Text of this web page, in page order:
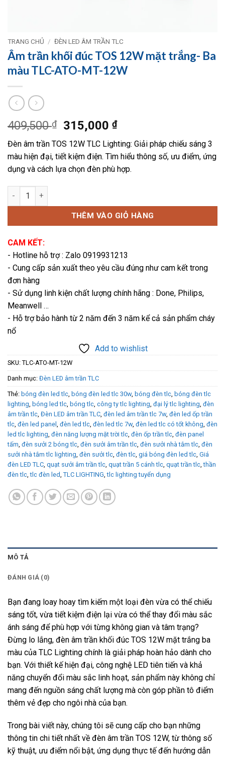
TRANG CHỦ / ĐÈN LED ÂM TRẦN TLC
Âm trần khối đúc TOS 12W mặt trắng- Ba
màu TLC-ATO-MT-12W
409,500₫
Giá
gốc
là:
409,500 ₫.
315,000₫Giá
hiện
tại
là:
315,000 ₫.
Đèn âm trần TOS 12W TLC Lighting: Giải pháp chiếu sáng 3
màu hiện đại, tiết kiệm điện. Tìm hiểu thông số, ưu điểm, ứng
dụng và cách lựa chọn đèn phù hợp.
Âm trần khối đúc TOS 12W mặt trắng- Ba màu TLC-ATO-MT-
THÊM VÀO GIỎ HÀNG
CAM KẾT:
- Hotline hỗ trợ : Zalo 0919931213
- Cung cấp sản xuất theo yêu cầu đúng như cam kết trong
đơn hàng
- Sử dụng linh kiện chất lượng chính hãng : Done, Philips,
Meanwell …
- Hỗ trợ bảo hành từ 2 năm đến 3 năm kể cả sản phẩm cháy
nổ
Add to wishlist
SKU: TLC-ATO-MT-12W
Danh mục: Đèn LED âm trần TLC
Thẻ: bóng đèn led tlc bóng đèn led tlc 30w, bóng đèn tlc bóng đèn tlc
lighting bóng led tlc bóng tlc công ty tlc lighting đại lý tlc lighting đèn
âm trần tlc Đèn LED âm trần TLC đèn led âm trần tlc 7w, đèn led ốp trần
tlc đèn led panel đèn led tlc đèn led tlc 7w, đèn led tlc có tốt không đèn
led tlc lighting đèn năng lượng mặt trời tlc đèn ốp trần tlc đèn panel
tấm đèn sưởi 2 bóng tlc đèn sưởi âm trần tlc đèn sưởi nhà tắm tlc đèn
sưởi nhà tắm tlc lighting đèn sưởi tlc đèn tlc giá bóng đèn led tlc Giá
đèn LED TLC quạt sưởi âm trần tlc quạt trần 5 cánh tlc quạt trần tlc ,thần
đèn tlc ,tlc đèn led TLC LIGHTING ,tlc lighting tuyển dụng
MÔ TẢ
ĐÁNH GIÁ (0)
Bạn đang loay hoay tìm kiếm một loại đèn vừa có thể chiếu
sáng tốt, vừa tiết kiệm điện lại vừa có thể thay đổi màu sắc
ánh sáng để phù hợp với từng không gian và tâm trạng?
Đừng lo lắng, đèn âm trần khối đúc TOS 12W mặt trắng ba
màu của TLC Lighting chính là giải pháp hoàn hảo dành cho
bạn. Với thiết kế hiện đại, công nghệ LED tiên tiến và khả
năng chuyển đổi màu sắc linh hoạt, sản phẩm này không chỉ
mang đến nguồn sáng chất lượng mà còn góp phần tô điểm
thêm vẻ đẹp cho ngôi nhà của bạn.
Trong bài viết này, chúng tôi sẽ cung cấp cho bạn những
thông tin chi tiết nhất về đèn âm trần TOS 12W, từ thông số
kỹ thuật, ưu điểm nổi bật, ứng dụng thực tế đến hướng dẫn